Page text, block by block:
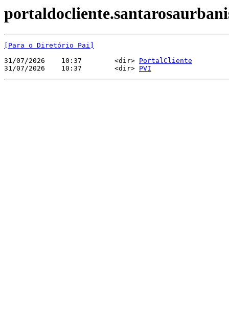
[Para o Diretório Pai]
31/07/2026    10:37        <dir> PortalCliente
31/07/2026    10:37        <dir> PVI